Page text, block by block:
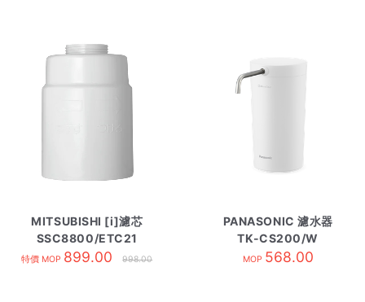
MITSUBISHI [i]濾芯
SSC8800/ETC21
特價 MOP 899.00 998.00
PANASONIC 濾水器
TK-CS200/W
MOP 568.00